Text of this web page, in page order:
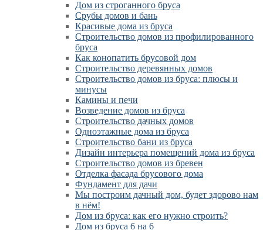
Дом из строганного бруса
Срубы домов и бань
Красивые дома из бруса
Строительство домов из профилированного
бруса
Как конопатить брусовой дом
Строительство деревянных домов
Строительство домов из бруса: плюсы и
минусы
Камины и печи
Возведение домов из бруса
Cтроительство дачных домов
Одноэтажные дома из бруса
Строительство бани из бруса
Дизайн интерьера помещений дома из бруса
Строительство домов из бревен
Отделка фасада брусового дома
Фундамент для дачи
Мы построим дачный дом, будет здорово нам
в нём!
Дом из бруса: как его нужно строить?
Дом из бруса 6 на 6